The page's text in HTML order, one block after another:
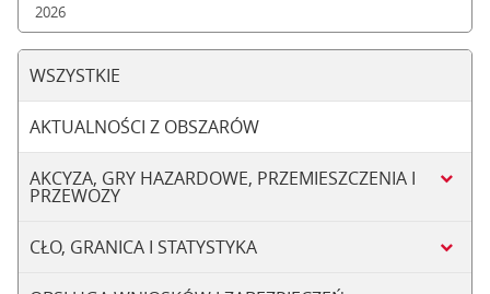
2026
WSZYSTKIE
AKTUALNOŚCI Z OBSZARÓW
AKCYZA, GRY HAZARDOWE, PRZEMIESZCZENIA I
PRZEWOZY
CŁO, GRANICA I STATYSTYKA